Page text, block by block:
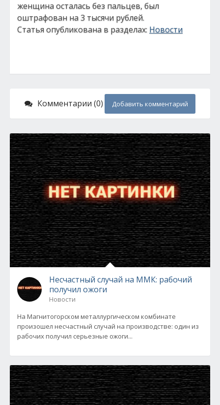
женщина осталась без пальцев, был
оштрафован на 3 тысячи рублей.
Статья опубликована в разделах: Новости
Комментарии (0) Добавить комментарий
Несчастный случай на ММК: рабочий
получил ожоги
Новости
На Магнитогорском металлургическом комбинате
произошел несчастный случай на производстве: один из
рабочих получил серьезные ожоги...